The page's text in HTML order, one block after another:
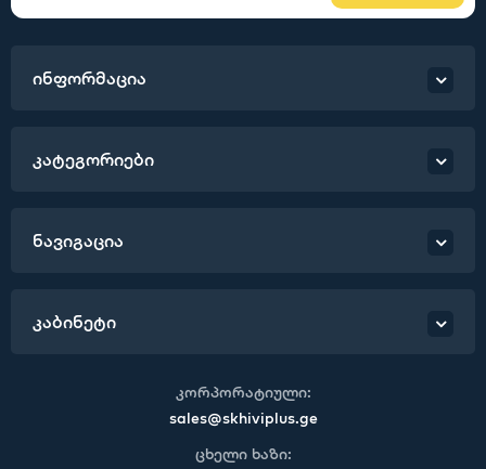
ინფორმაცია
კატეგორიები
ნავიგაცია
კაბინეტი
კორპორატიული:
sales@skhiviplus.ge
ცხელი ხაზი: